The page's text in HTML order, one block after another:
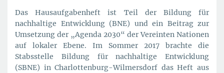
Das Hausaufgabenheft ist Teil der Bildung für
nachhaltige Entwicklung (BNE) und ein Beitrag zur
Umsetzung der „Agenda 2030“ der Vereinten Nationen
auf lokaler Ebene. Im Sommer 2017 brachte die
Stabsstelle Bildung für nachhaltige Entwicklung
(SBNE) in Charlottenburg-Wilmersdorf das Heft aus